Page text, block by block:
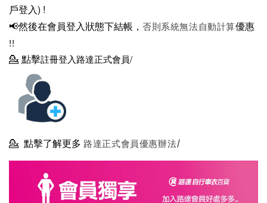
戶登入) !
📢然後在會員登入狀態下結帳， 否則系統無法自動計算優惠
!!
💁 點擊註冊登入路達正式會員/
💁 點擊了解更多 路達正式會員優惠辦法/